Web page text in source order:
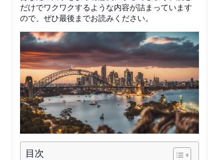
だけでワクワクするような内容が詰まっています
ので、ぜひ最後までお読みください。
目次